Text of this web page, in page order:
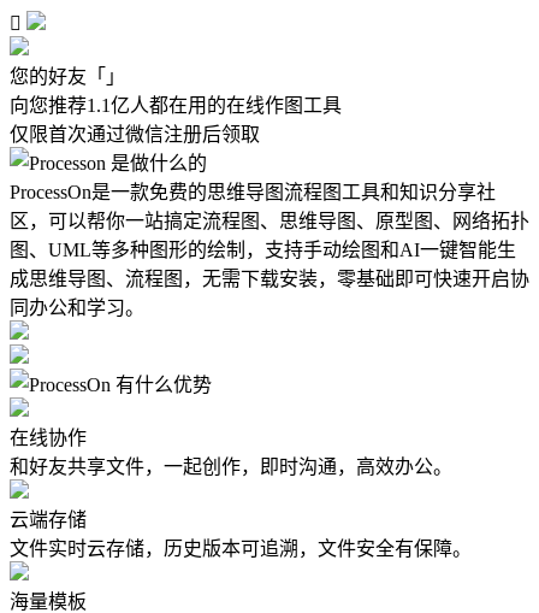

您的好友「 」
向您推荐1.1亿人都在用的在线作图工具
仅限首次通过微信注册后领取
ProcessOn是一款免费的思维导图流程图工具和知识分享社
区，可以帮你一站搞定流程图、思维导图、原型图、网络拓扑
图、UML等多种图形的绘制，支持手动绘图和AI一键智能生
成思维导图、流程图，无需下载安装，零基础即可快速开启协
同办公和学习。
在线协作
和好友共享文件，一起创作，即时沟通，高效办公。
云端存储
文件实时云存储，历史版本可追溯，文件安全有保障。
海量模板